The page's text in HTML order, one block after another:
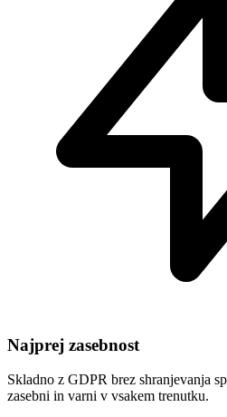
Najprej zasebnost
Skladno z GDPR brez shranjevanja
zasebni in varni v vsakem trenutku.